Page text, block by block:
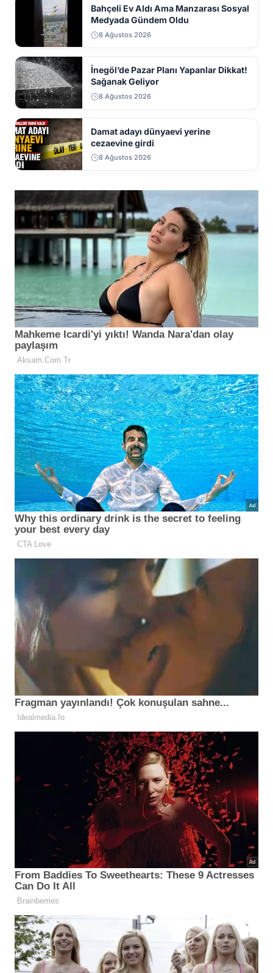
Bahçeli Ev Aldı Ama Manzarası Sosyal
Medyada Gündem Oldu
8 Ağustos 2026
İnegöl’de Pazar Planı Yapanlar Dikkat!
Sağanak Geliyor
8 Ağustos 2026
Damat adayı dünyaevi yerine
cezaevine girdi
8 Ağustos 2026